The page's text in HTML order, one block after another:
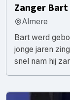
Zanger Bart
Almere
Bart werd
jonge jaren
snel nam hij